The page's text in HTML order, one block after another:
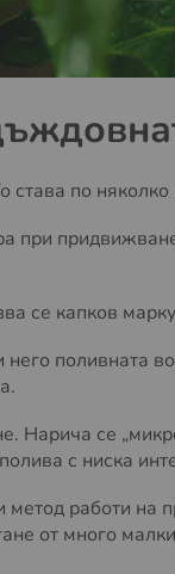
по няколко
при
се капков
поливната
Нарича се
с ниска
работи на
от много